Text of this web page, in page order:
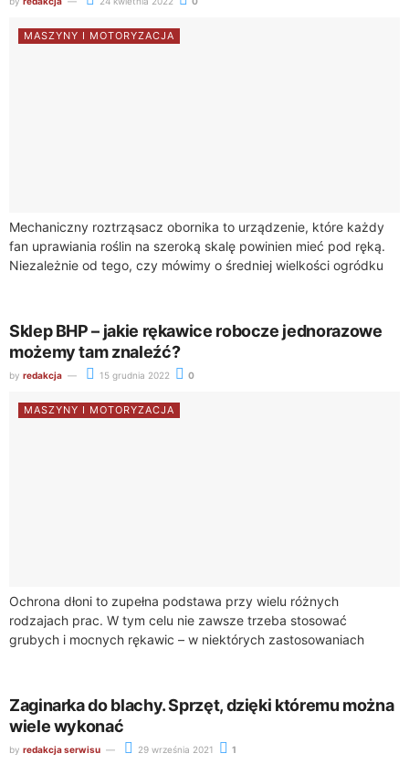
MASZYNY I MOTORYZACJA
Mechaniczny roztrząsacz obornika to urządzenie, które każdy
fan uprawiania roślin na szeroką skalę powinien mieć pod ręką.
Niezależnie od tego, czy mówimy o średniej wielkości ogródku
Sklep BHP – jakie rękawice robocze jednorazowe
możemy tam znaleźć?
by redakcja 15 grudnia 2022 0
MASZYNY I MOTORYZACJA
Ochrona dłoni to zupełna podstawa przy wielu różnych
rodzajach prac. W tym celu nie zawsze trzeba stosować
grubych i mocnych rękawic – w niektórych zastosowaniach
Zaginarka do blachy. Sprzęt, dzięki któremu można
wiele wykonać
by redakcja serwisu 29 września 2021 1